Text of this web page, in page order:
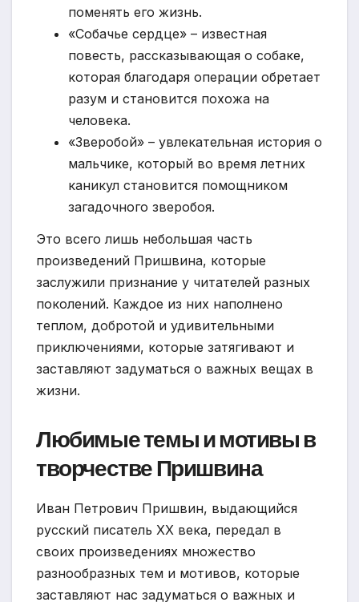
поменять его жизнь.
«Собачье сердце» – известная
повесть, рассказывающая о собаке,
которая благодаря операции обретает
разум и становится похожа на
человека.
«Зверобой» – увлекательная история о
мальчике, который во время летних
каникул становится помощником
загадочного зверобоя.
Это всего лишь небольшая часть
произведений Пришвина, которые
заслужили признание у читателей разных
поколений. Каждое из них наполнено
теплом, добротой и удивительными
приключениями, которые затягивают и
заставляют задуматься о важных вещах в
жизни.
Любимые темы и мотивы в
творчестве Пришвина
Иван Петрович Пришвин, выдающийся
русский писатель XX века, передал в
своих произведениях множество
разнообразных тем и мотивов, которые
заставляют нас задуматься о важных и